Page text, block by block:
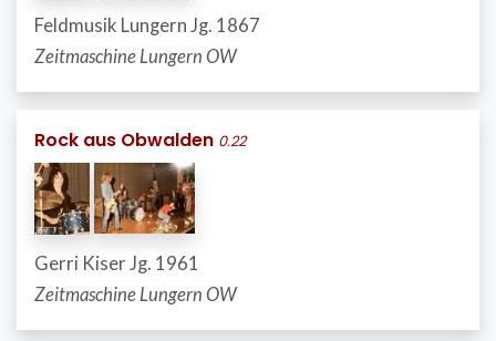
Feldmusik Lungern Jg. 1867
Zeitmaschine Lungern OW
Rock aus Obwalden 0.22
Gerri Kiser Jg. 1961
Zeitmaschine Lungern OW